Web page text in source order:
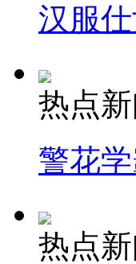
汉服
热点
警花
热点